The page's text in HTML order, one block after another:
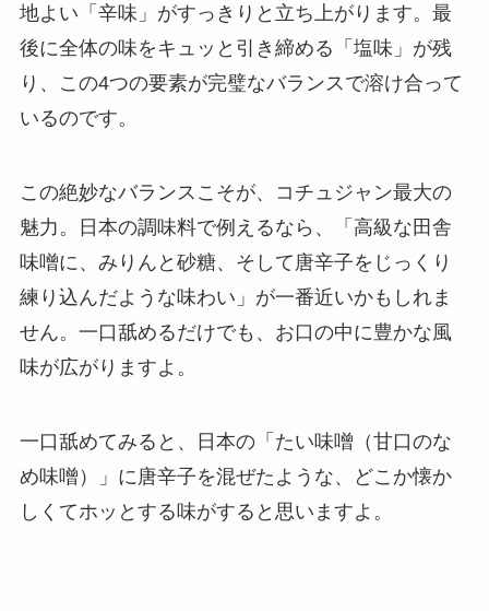
地よい「辛味」がすっきりと立ち上がります。最
後に全体の味をキュッと引き締める「塩味」が残
り、この4つの要素が完璧なバランスで溶け合って
いるのです。
この絶妙なバランスこそが、コチュジャン最大の
魅力。日本の調味料で例えるなら、「高級な田舎
味噌に、みりんと砂糖、そして唐辛子をじっくり
練り込んだような味わい」が一番近いかもしれま
せん。一口舐めるだけでも、お口の中に豊かな風
味が広がりますよ。
一口舐めてみると、日本の「たい味噌（甘口のな
め味噌）」に唐辛子を混ぜたような、どこか懐か
しくてホッとする味がすると思いますよ。